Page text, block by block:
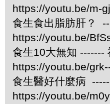
https://youtu.be/m-
食生食出脂肪肝？
https://youtu.be/
食生10大無知 -------
https://youtu.be/
食生醫好什麼病
https://youtu.be/